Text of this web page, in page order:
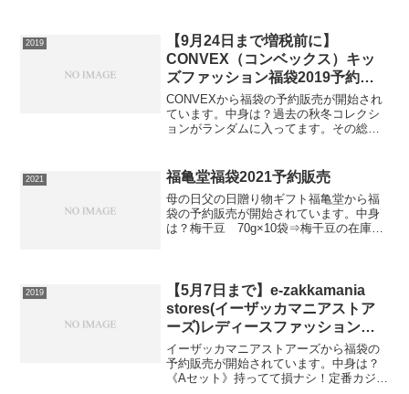
たい人は早めの在庫確認をお願いしま
す。
2019
【9月24日まで増税前に】
CONVEX（コンベックス）キッ
ズファッション福袋2019予約販
売。
CONVEXから福袋の予約販売が開始され
ています。中身は？過去の秋冬コレクシ
ョンがランダムに入ってます。その総額
ていない場合もあります。この福袋は送
料無料ですので...
2021 福亀堂福袋2021予約販売
母の日父の日贈り物ギフト福亀堂から福
袋の予約販売が開始されています。中身
は？梅干豆 70g×10袋⇒梅干豆の在庫確
2019
【5月7日まで】e-zakkamania
stores(イーザッカマニアストア
ーズ)レディースファッション令
和記念選べる福袋2019予約販
売。
イーザッカマニアストアーズから福袋の
予約販売が開始されています。中身は？
《Aセット》持ってて損ナシ！定番カジュ